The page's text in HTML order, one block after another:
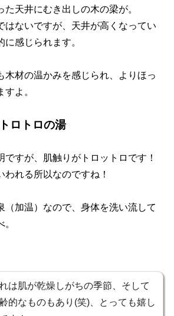
た天井にむき出しの木の梁が。
はないですが、天井が高くなってい
感じられます。
木材の温かみを感じられ、よりほっ
よ。
ロトロの湯
ですが、肌触りがトロットロです！
われる所以なのですね！
（加温）なので、身体を洗い流して
は肌が乾燥しがちの季節、そして
的なものもあり(笑)、とっても嬉し